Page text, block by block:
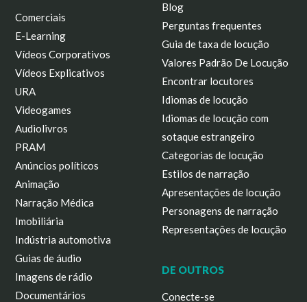
Comerciais
E-Learning
Vídeos Corporativos
Vídeos Explicativos
URA
Videogames
Audiolivros
PRAM
Anúncios políticos
Animação
Narração Médica
Imobiliária
Indústria automotiva
Guias de áudio
Imagens de rádio
Documentários
Blog
Perguntas frequentes
Guia de taxa de locução
Valores Padrão De Locução
Encontrar locutores
Idiomas de locução
Idiomas de locução com
sotaque estrangeiro
Categorias de locução
Estilos de narração
Apresentações de locução
Personagens de narração
Representações de locução
DE OUTROS
Conecte-se